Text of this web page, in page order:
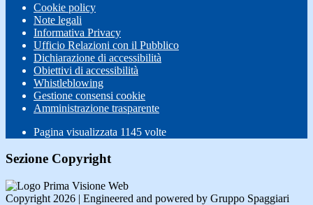
Cookie policy
Note legali
Informativa Privacy
Ufficio Relazioni con il Pubblico
Dichiarazione di accessibilità
Obiettivi di accessibilità
Whistleblowing
Gestione consensi cookie
Amministrazione trasparente
Pagina visualizzata 1145 volte
Sezione Copyright
Copyright 2026 | Engineered and powered by Gruppo Spaggiari